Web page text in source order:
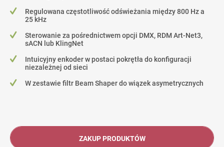
Regulowana częstotliwość odświeżania między 800 Hz a
25 kHz
Sterowanie za pośrednictwem opcji DMX, RDM Art-Net3,
sACN lub KlingNet
Intuicyjny enkoder w postaci pokrętła do konfiguracji
niezależnej od sieci
W zestawie filtr Beam Shaper do wiązek asymetrycznych
ZAKUP PRODUKTÓW